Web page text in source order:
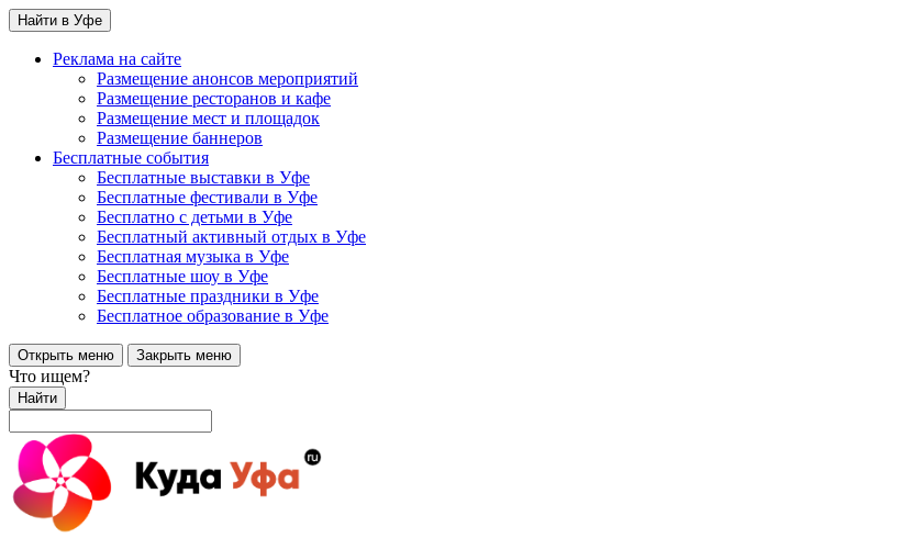
Найти в Уфе
Реклама на сайте
Размещение анонсов мероприятий
Размещение ресторанов и кафе
Размещение мест и площадок
Размещение баннеров
Бесплатные события
Бесплатные выставки в Уфе
Бесплатные фестивали в Уфе
Бесплатно с детьми в Уфе
Бесплатный активный отдых в Уфе
Бесплатная музыка в Уфе
Бесплатные шоу в Уфе
Бесплатные праздники в Уфе
Бесплатное образование в Уфе
Открыть меню Закрыть меню
Что ищем?
Найти